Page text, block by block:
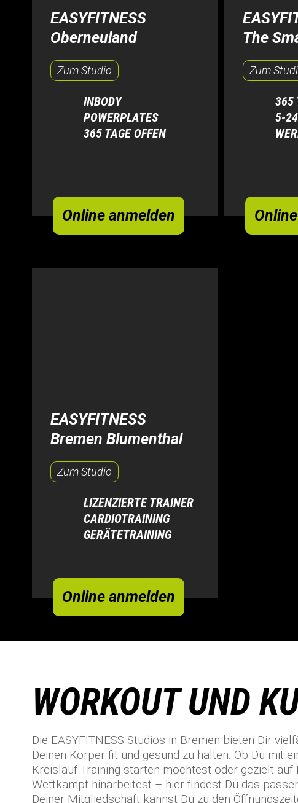
EASYFITNESS
Oberneuland
Zum Studio
INBODY
POWERPLATES
365 TAGE OFFEN
Online anmelden
The
Zum
365
5-
EASYFITNESS
Bremen Blumenthal
Zum Studio
LIZENZIERTE TRAINER
CARDIOTRAINING
GERÄTETRAINING
Online anmelden
WORKOUT UND
Die EASYFITNESS Studios in Bremen bieten Dir
Deinen Körper fit und gesund zu halten. Ob Du mit
Kreislauf-Training starten möchtest oder gezielt auf
Wettkampf hinarbeitest – hier findest Du das
Deiner Mitgliedschaft kannst Du zu den